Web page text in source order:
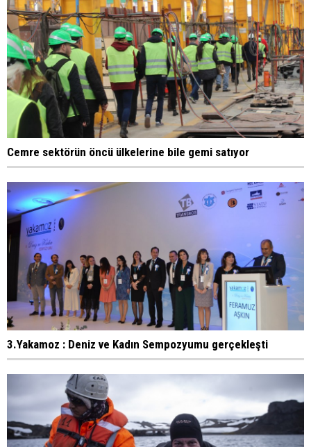
Cemre sektörün öncü ülkelerine bile gemi satıyor
3.Yakamoz : Deniz ve Kadın Sempozyumu gerçekleşti